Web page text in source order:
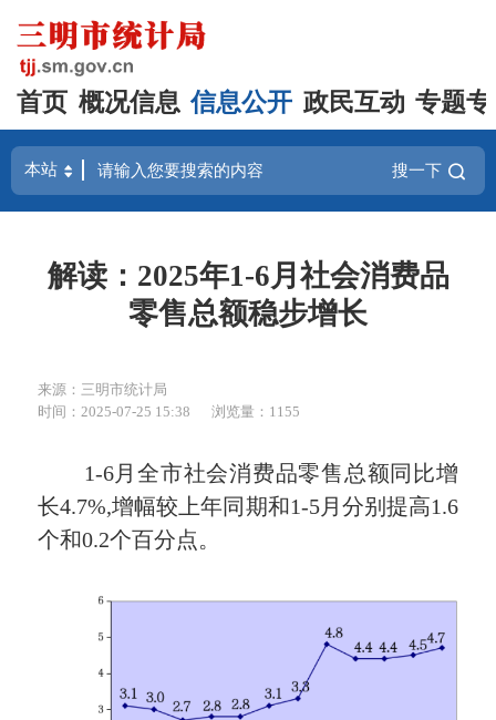
首页 概况信息 信息公开 政民互动 专题
搜一下
解读：2025年1-6月社会消费品
零售总额稳步增长
来源：三明市统计局
时间：2025-07-25 15:38
浏览量：1155
1-6月全市社会消费品零售总额同比增
长4.7%,增幅较上年同期和1-5月分别提高1.6
个和0.2个百分点。